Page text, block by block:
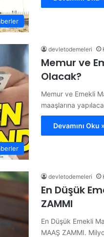
devletodemeleri
Memur ve
Olacak?
Memur ve Emekli
maaşlarına
Devamını Oku
devletodemeleri
En Düşük
ZAMMI
En Düşük Emekli
MAAŞ ZAMMI.